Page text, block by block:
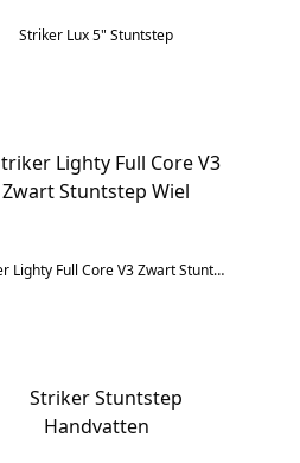
Striker Lux 5" Stuntstep
Striker Lighty Full Core V3 Zwart Stuntstep Wiel